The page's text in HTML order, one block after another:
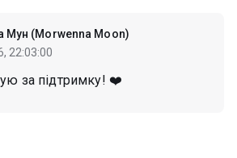
Мун (Morwenna Moon)
22:03:00
за підтримку! ❤️